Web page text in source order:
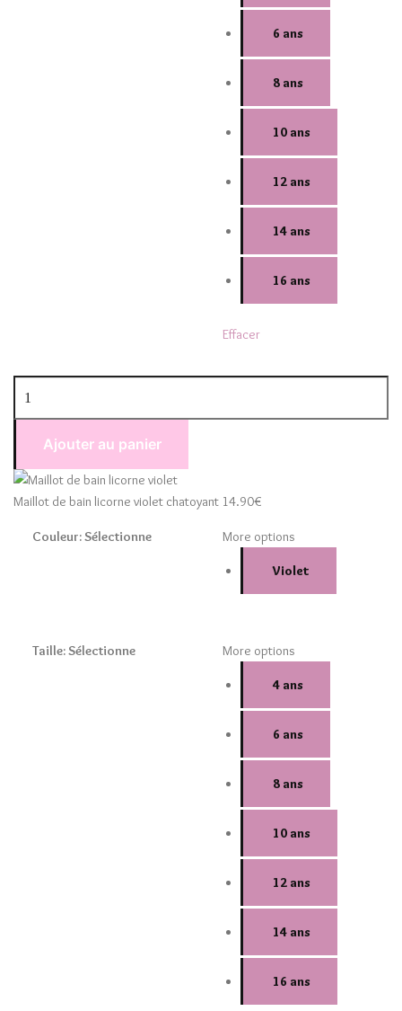
6 ans
8 ans
10 ans
12 ans
14 ans
16 ans
Effacer
Ajouter au panier
Maillot de bain licorne violet chatoyant 14.90€
Couleur:Sélectionne More options
Violet
Taille:Sélectionne More options
4 ans
6 ans
8 ans
10 ans
12 ans
14 ans
16 ans